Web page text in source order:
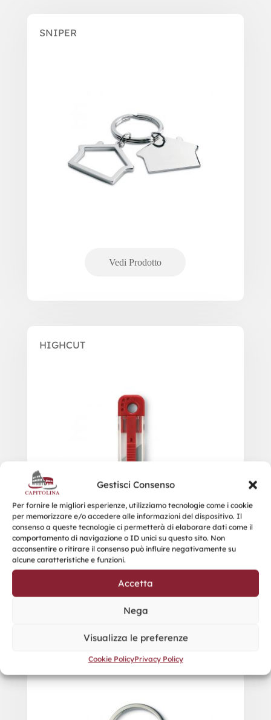
Gestisci Consenso
Per fornire le migliori esperienze, utilizziamo tecnologie come i cookie
per memorizzare e/o accedere alle informazioni del dispositivo. Il
consenso a queste tecnologie ci permetterà di elaborare dati come il
comportamento di navigazione o ID unici su questo sito. Non
acconsentire o ritirare il consenso può influire negativamente su
alcune caratteristiche e funzioni.
Accetta
Nega
Visualizza le preferenze
Cookie PolicyPrivacy Policy
SNIPER
HIGHCUT